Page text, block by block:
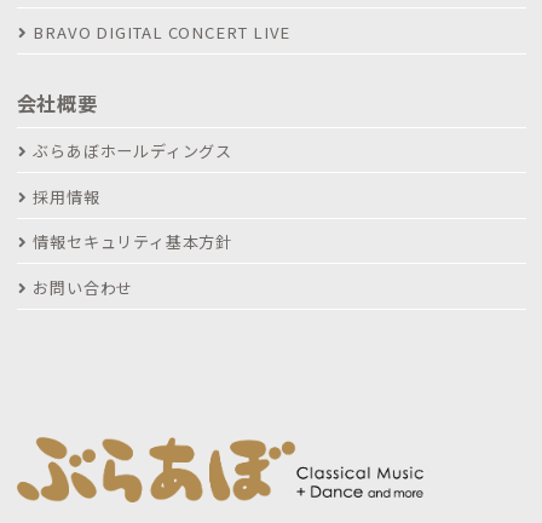
BRAVO DIGITAL CONCERT LIVE
会社概要
ぶらあぼホールディングス
採用情報
情報セキュリティ基本方針
お問い合わせ